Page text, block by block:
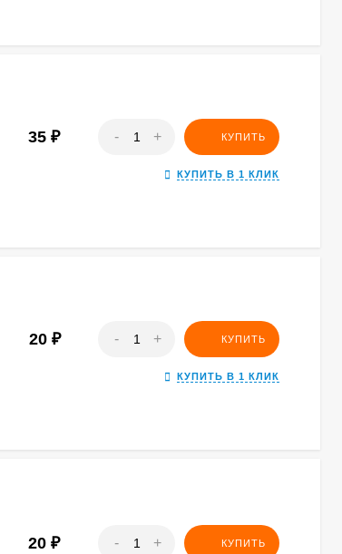
35 ₽ - + КУПИТЬ
КУПИТЬ В 1 КЛИК
20 ₽ - + КУПИТЬ
КУПИТЬ В 1 КЛИК
20 ₽ - + КУПИТЬ